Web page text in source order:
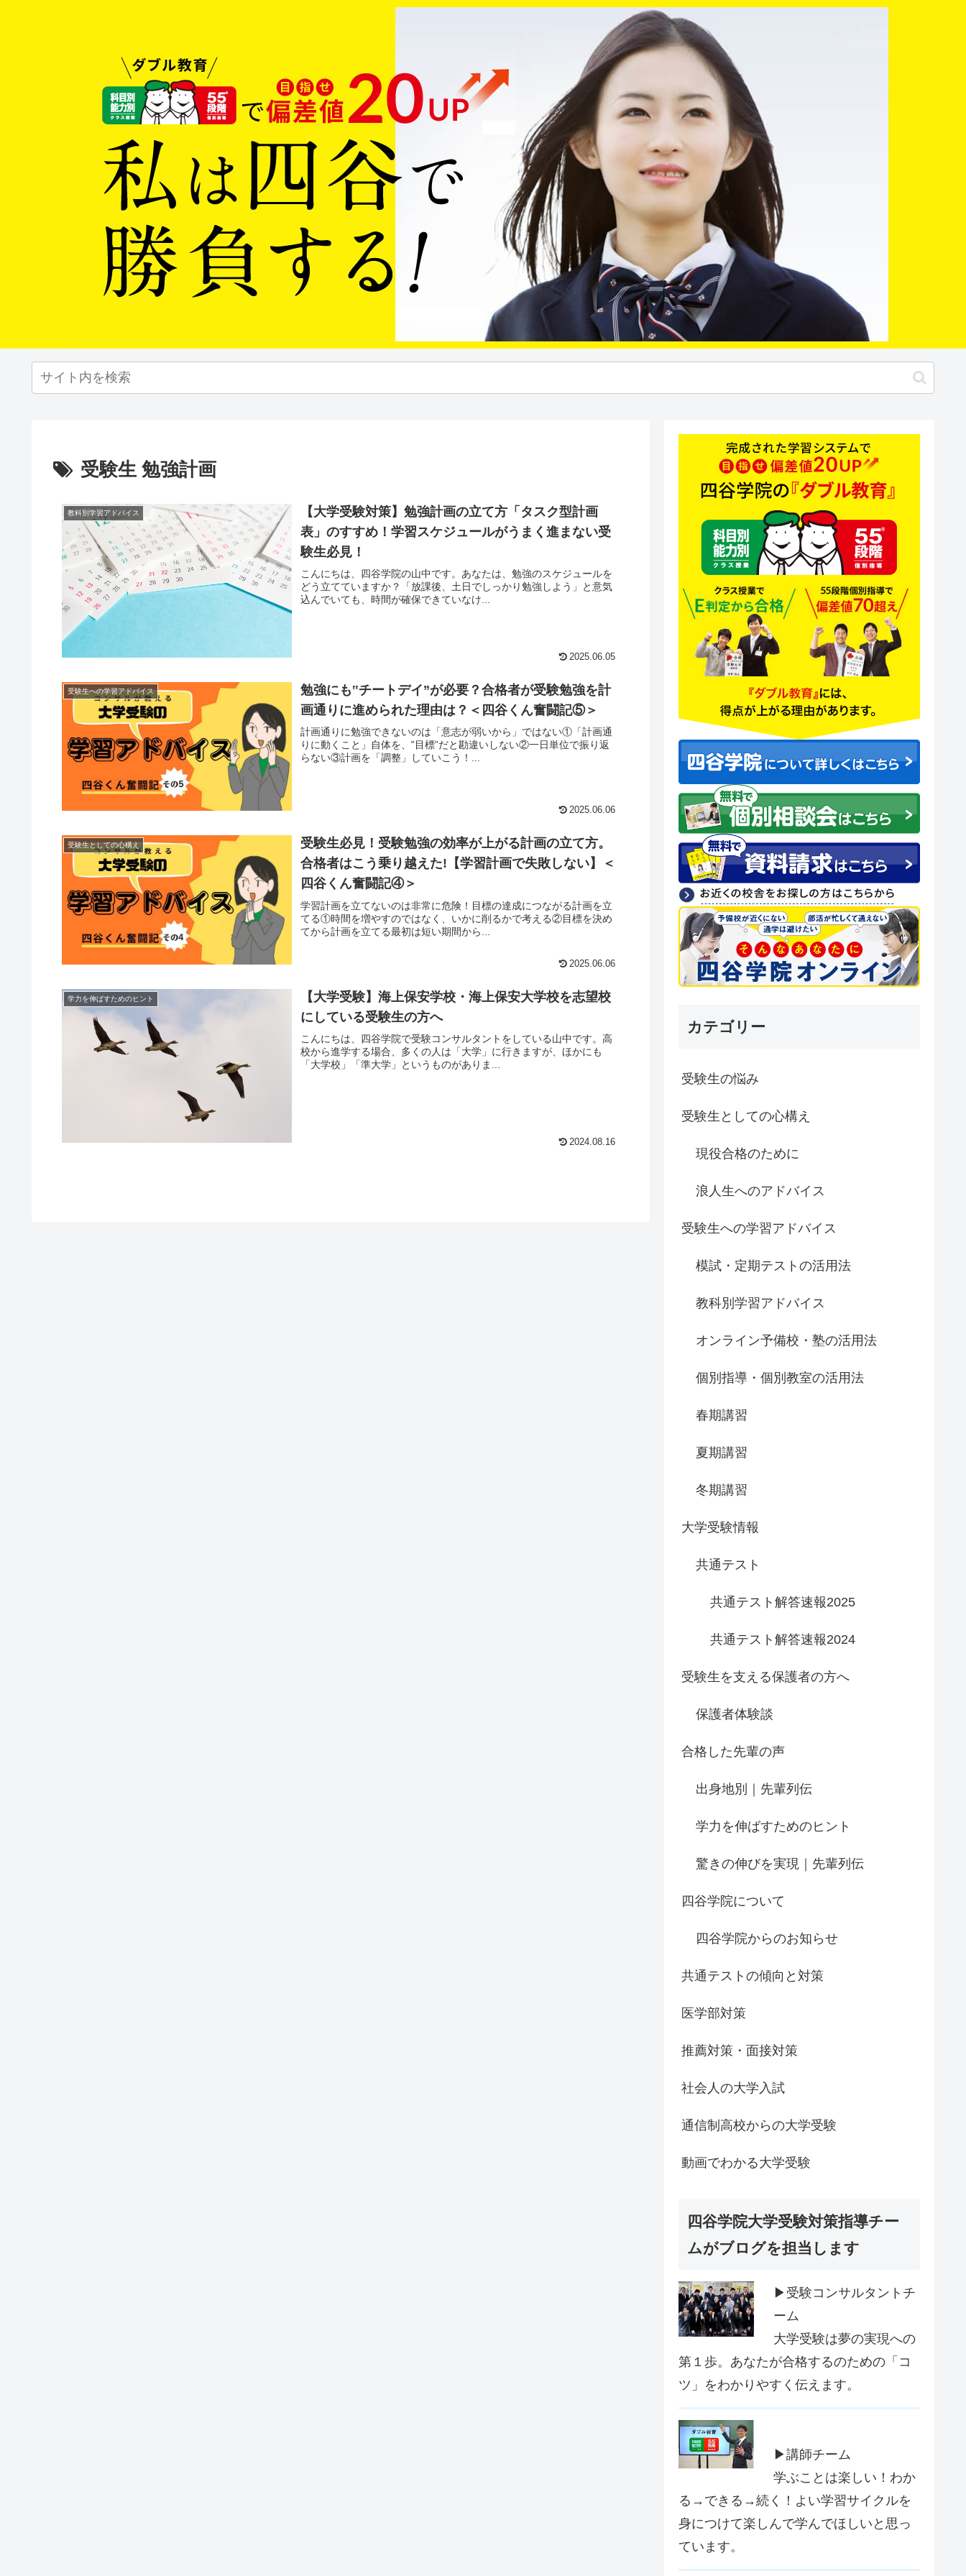
受験生 勉強計画
教科別学習アドバイス
【大学受験対策】勉強計画の立て方「タスク型計画
表」のすすめ！学習スケジュールがうまく進まない受
験生必見！
こんにちは、四谷学院の山中です。あなたは、勉強のスケジュールを
どう立てていますか？「放課後、土日でしっかり勉強しよう」と意気
込んでいても、時間が確保できていなけ...
2025.06.05
受験生への学習アドバイス
勉強にも‟チートデイ”が必要？合格者が受験勉強を計
画通りに進められた理由は？＜四谷くん奮闘記⑤＞
計画通りに勉強できないのは「意志が弱いから」ではない①「計画通
りに動くこと」自体を、‟目標”だと勘違いしない②一日単位で振り返
らない③計画を「調整」していこう！...
2025.06.06
受験生としての心構え
受験生必見！受験勉強の効率が上がる計画の立て方。
合格者はこう乗り越えた!【学習計画で失敗しない】＜
四谷くん奮闘記④＞
学習計画を立てないのは非常に危険！目標の達成につながる計画を立
てる①時間を増やすのではなく、いかに削るかで考える②目標を決め
てから計画を立てる最初は短い期間から...
2025.06.06
学力を伸ばすためのヒント
【大学受験】海上保安学校・海上保安大学校を志望校
にしている受験生の方へ
こんにちは、四谷学院で受験コンサルタントをしている山中です。高
校から進学する場合、多くの人は「大学」に行きますが、ほかにも
「大学校」「準大学」というものがありま...
2024.08.16
カテゴリー
受験生の悩み
受験生としての心構え
現役合格のために
浪人生へのアドバイス
受験生への学習アドバイス
模試・定期テストの活用法
教科別学習アドバイス
オンライン予備校・塾の活用法
個別指導・個別教室の活用法
春期講習
夏期講習
冬期講習
大学受験情報
共通テスト
共通テスト解答速報2025
共通テスト解答速報2024
受験生を支える保護者の方へ
保護者体験談
合格した先輩の声
出身地別｜先輩列伝
学力を伸ばすためのヒント
驚きの伸びを実現｜先輩列伝
四谷学院について
四谷学院からのお知らせ
共通テストの傾向と対策
医学部対策
推薦対策・面接対策
社会人の大学入試
通信制高校からの大学受験
動画でわかる大学受験
四谷学院大学受験対策指導チー
ムがブログを担当します
▶受験コンサルタントチ
ーム
大学受験は夢の実現への
第１歩。あなたが合格するのための「コ
ツ」をわかりやすく伝えます。
▶講師チーム
学ぶことは楽しい！わか
る→できる→続く！よい学習サイクルを
身につけて楽しんで学んでほしいと思っ
ています。